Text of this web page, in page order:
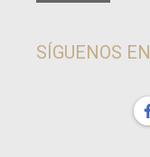
SÍGUENOS